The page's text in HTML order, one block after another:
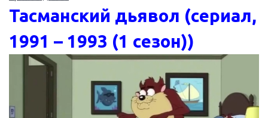
Тасманский дьявол (сериал,
1991 – 1993 (1 сезон))